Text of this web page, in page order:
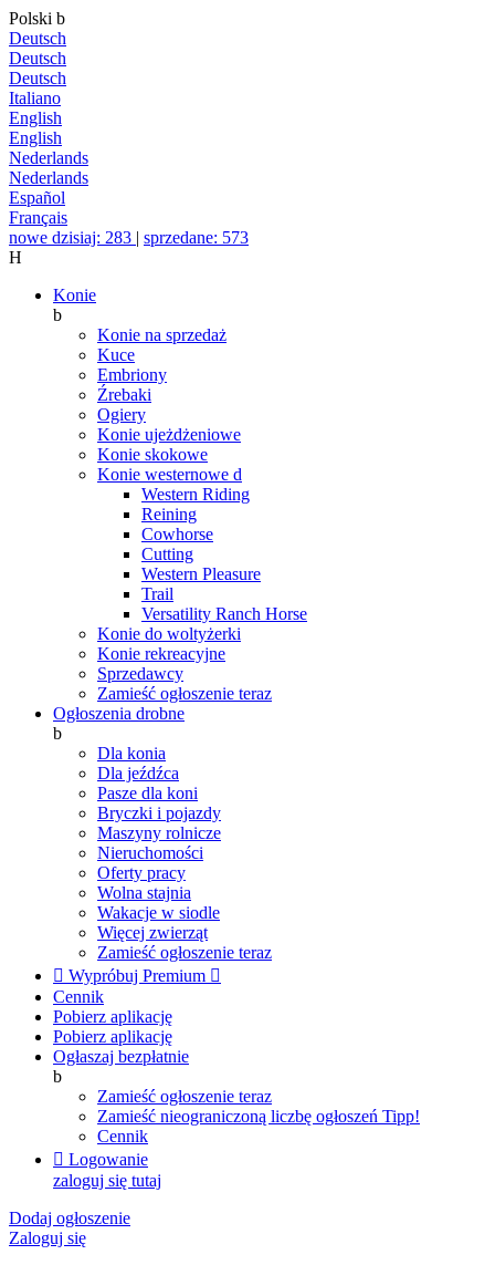
Polski b
Deutsch
Deutsch
Deutsch
Italiano
English
English
Nederlands
Nederlands
Español
Français
nowe dzisiaj: 283 | sprzedane: 573
H
Konie
b
Konie na sprzedaż
Kuce
Embriony
Źrebaki
Ogiery
Konie ujeżdżeniowe
Konie skokowe
Konie westernowe d
Western Riding
Reining
Cowhorse
Cutting
Western Pleasure
Trail
Versatility Ranch Horse
Konie do woltyżerki
Konie rekreacyjne
Sprzedawcy
Zamieść ogłoszenie teraz
Ogłoszenia drobne
b
Dla konia
Dla jeźdźca
Pasze dla koni
Bryczki i pojazdy
Maszyny rolnicze
Nieruchomości
Oferty pracy
Wolna stajnia
Wakacje w siodle
Więcej zwierząt
Zamieść ogłoszenie teraz
 Wypróbuj Premium 
Cennik
Pobierz aplikację
Pobierz aplikację
Ogłaszaj bezpłatnie
b
Zamieść ogłoszenie teraz
Zamieść nieograniczoną liczbę ogłoszeń Tipp!
Cennik
 Logowanie
zaloguj się tutaj
Dodaj ogłoszenie
Zaloguj się